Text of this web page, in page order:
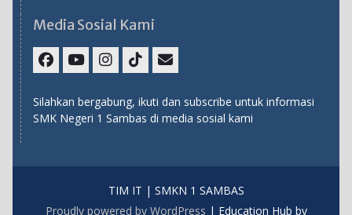
Media Sosial Kami
Silahkan bergabung, ikuti dan subscribe untuk informasi
SMK Negeri 1 Sambas di media sosial kami
TIM IT | SMKN 1 SAMBAS
Proudly powered by WordPress | Education Hub by